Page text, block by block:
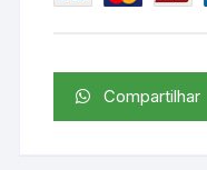
Compartilhar